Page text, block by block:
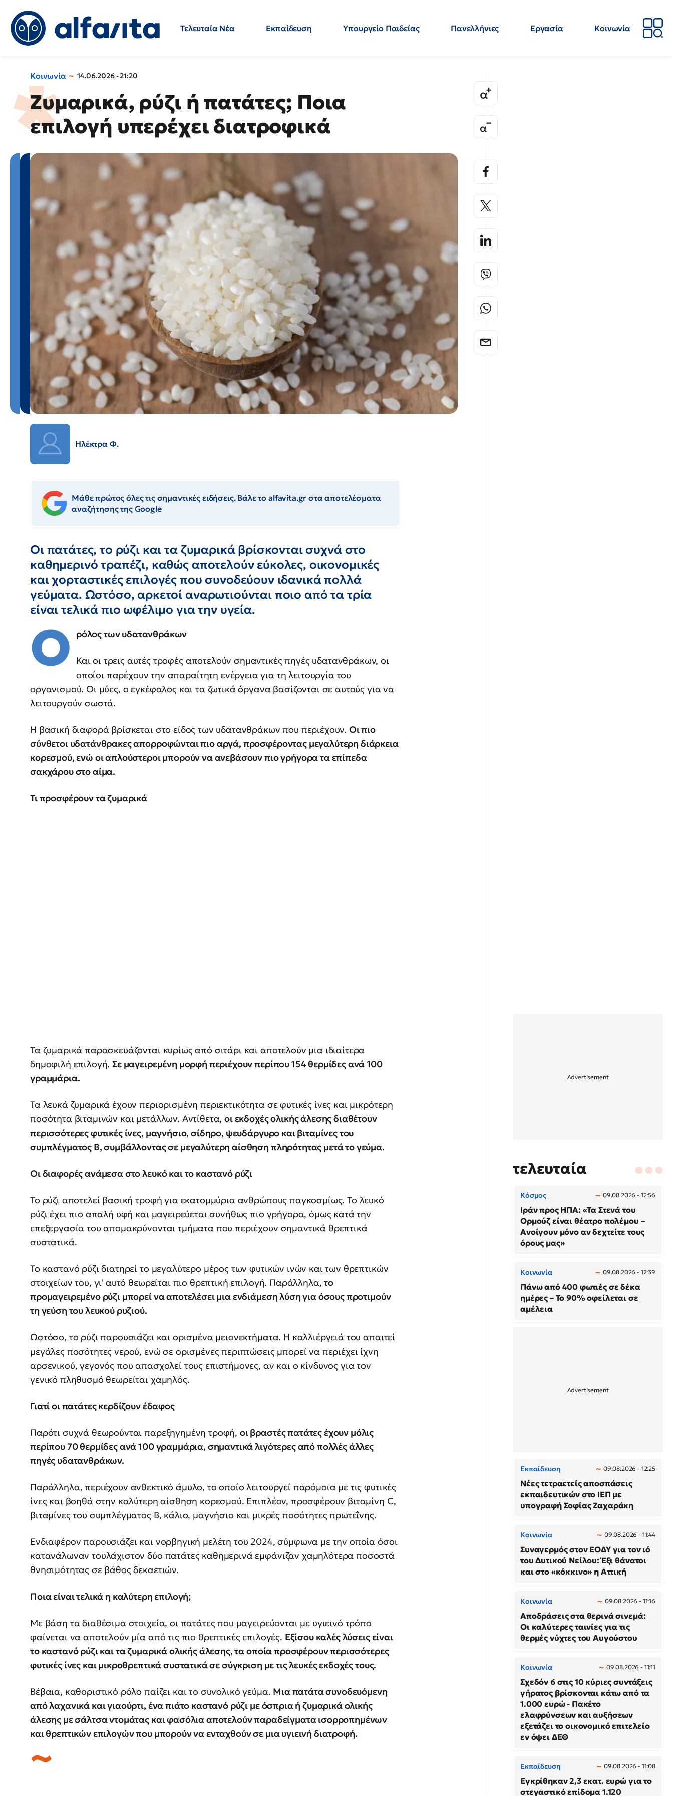
Τελευταία Νέα Εκπαίδευση Υπουργείο Παιδείας Πανελλήνιες Εργασία
Κοινωνία
Κοινωνία 14.06.2026 - 21:20
Ζυμαρικά, ρύζι ή πατάτες; Ποια
επιλογή υπερέχει διατροφικά
Ηλέκτρα Φ.
Μάθε πρώτος όλες τις σημαντικές ειδήσεις. Βάλε το alfavita.gr στα αποτελέσματα
αναζήτησης της Google
Οι πατάτες, το ρύζι και τα ζυμαρικά βρίσκονται συχνά στο
καθημερινό τραπέζι, καθώς αποτελούν εύκολες, οικονομικές
και χορταστικές επιλογές που συνοδεύουν ιδανικά πολλά
γεύματα. Ωστόσο, αρκετοί αναρωτιούνται ποιο από τα τρία
είναι τελικά πιο ωφέλιμο για την υγεία.
Ο ρόλος των υδατανθράκων
Και οι τρεις αυτές τροφές αποτελούν σημαντικές πηγές υδατανθράκων, οι
οποίοι παρέχουν την απαραίτητη ενέργεια για τη λειτουργία του
οργανισμού. Οι μύες, ο εγκέφαλος και τα ζωτικά όργανα βασίζονται σε αυτούς για να
λειτουργούν σωστά.
Η βασική διαφορά βρίσκεται στο είδος των υδατανθράκων που περιέχουν. Οι πιο
σύνθετοι υδατάνθρακες απορροφώνται πιο αργά, προσφέροντας μεγαλύτερη διάρκεια
κορεσμού, ενώ οι απλούστεροι μπορούν να ανεβάσουν πιο γρήγορα τα επίπεδα
σακχάρου στο αίμα.
Τι προσφέρουν τα ζυμαρικά
Τα ζυμαρικά παρασκευάζονται κυρίως από σιτάρι και αποτελούν μια ιδιαίτερα
δημοφιλή επιλογή.Σε μαγειρεμένη μορφή περιέχουν περίπου 154 θερμίδες ανά 100
γραμμάρια.
Τα λευκά ζυμαρικά έχουν περιορισμένη περιεκτικότητα σε φυτικές ίνες και μικρότερη
ποσότητα βιταμινών και μετάλλων. Αντίθετα,οι εκδοχές ολικής άλεσης διαθέτουν
περισσότερες φυτικές ίνες, μαγνήσιο, σίδηρο, ψευδάργυρο και βιταμίνες του
συμπλέγματος Β, συμβάλλοντας σε μεγαλύτερη αίσθηση πληρότητας μετά το γεύμα.
Οι διαφορές ανάμεσα στο λευκό και το καστανό ρύζι
Το ρύζι αποτελεί βασική τροφή για εκατομμύρια ανθρώπους παγκοσμίως. Το λευκό
ρύζι έχει πιο απαλή υφή και μαγειρεύεται συνήθως πιο γρήγορα, όμως κατά την
επεξεργασία του απομακρύνονται τμήματα που περιέχουν σημαντικά θρεπτικά
συστατικά.
Το καστανό ρύζι διατηρεί το μεγαλύτερο μέρος των φυτικών ινών και των θρεπτικών
στοιχείων του, γι' αυτό θεωρείται πιο θρεπτική επιλογή. Παράλληλα,το
προμαγειρεμένο ρύζι μπορεί να αποτελέσει μια ενδιάμεση λύση για όσους προτιμούν
τη γεύση του λευκού ρυζιού.
Ωστόσο, το ρύζι παρουσιάζει και ορισμένα μειονεκτήματα. Η καλλιέργειά του απαιτεί
μεγάλες ποσότητες νερού, ενώ σε ορισμένες περιπτώσεις μπορεί να περιέχει ίχνη
αρσενικού, γεγονός που απασχολεί τους επιστήμονες, αν και ο κίνδυνος για τον
γενικό πληθυσμό θεωρείται χαμηλός.
Γιατί οι πατάτες κερδίζουν έδαφος
Παρότι συχνά θεωρούνται παρεξηγημένη τροφή, οι βραστές πατάτες έχουν μόλις
περίπου 70 θερμίδες ανά 100 γραμμάρια, σημαντικά λιγότερες από πολλές άλλες
πηγές υδατανθράκων.
Παράλληλα, περιέχουν ανθεκτικό άμυλο, το οποίο λειτουργεί παρόμοια με τις φυτικές
ίνες και βοηθά στην καλύτερη αίσθηση κορεσμού. Επιπλέον, προσφέρουν βιταμίνη C,
βιταμίνες του συμπλέγματος Β, κάλιο, μαγνήσιο και μικρές ποσότητες πρωτεΐνης.
Ενδιαφέρον παρουσιάζει και νορβηγική μελέτη του 2024, σύμφωνα με την οποία όσοι
κατανάλωναν τουλάχιστον δύο πατάτες καθημερινά εμφάνιζαν χαμηλότερα ποσοστά
θνησιμότητας σε βάθος δεκαετιών.
Ποια είναι τελικά η καλύτερη επιλογή;
Με βάση τα διαθέσιμα στοιχεία, οι πατάτες που μαγειρεύονται με υγιεινό τρόπο
φαίνεται να αποτελούν μία από τις πιο θρεπτικές επιλογές. Εξίσου καλές λύσεις είναι
το καστανό ρύζι και τα ζυμαρικά ολικής άλεσης, τα οποία προσφέρουν περισσότερες
φυτικές ίνες και μικροθρεπτικά συστατικά σε σύγκριση με τις λευκές εκδοχές τους.
Βέβαια, καθοριστικό ρόλο παίζει και το συνολικό γεύμα. Μια πατάτα συνοδευόμενη
από λαχανικά και γιαούρτι, ένα πιάτο καστανό ρύζι με όσπρια ή ζυμαρικά ολικής
άλεσης με σάλτσα ντομάτας και φασόλια αποτελούν παραδείγματα ισορροπημένων
και θρεπτικών επιλογών που μπορούν να ενταχθούν σε μια υγιεινή διατροφή.
τελευταία
Κόσμος 09.08.2026 - 12:56
Ιράν προς ΗΠΑ: «Τα Στενά του
Ορμούζ είναι θέατρο πολέμου –
Ανοίγουν μόνο αν δεχτείτε τους
όρους μας»
Κοινωνία 09.08.2026 - 12:39
Πάνω από 400 φωτιές σε δέκα
ημέρες – Το 90% οφείλεται σε
αμέλεια
Εκπαίδευση 09.08.2026 - 12:25
Νέες τετραετείς αποσπάσεις
εκπαιδευτικών στο ΙΕΠ με
υπογραφή Σοφίας Ζαχαράκη
Κοινωνία 09.08.2026 - 11:44
Συναγερμός στον ΕΟΔΥ για τον ιό
του Δυτικού Νείλου: Έξι θάνατοι
και στο «κόκκινο» η Αττική
Κοινωνία 09.08.2026 - 11:16
Αποδράσεις στα θερινά σινεμά:
Οι καλύτερες ταινίες για τις
θερμές νύχτες του Αυγούστου
Κοινωνία 09.08.2026 - 11:11
Σχεδόν 6 στις 10 κύριες συντάξεις
γήρατος βρίσκονται κάτω από τα
1.000 ευρώ - Πακέτο
ελαφρύνσεων και αυξήσεων
εξετάζει το οικονομικό επιτελείο
εν όψει ΔΕΘ
Εκπαίδευση 09.08.2026 - 11:08
Εγκρίθηκαν 2,3 εκατ. ευρώ για το
στεγαστικό επίδομα 1.120